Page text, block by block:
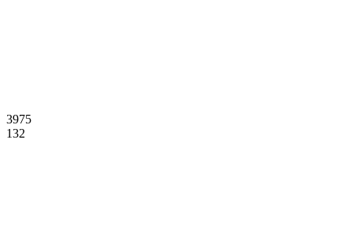
3975
132